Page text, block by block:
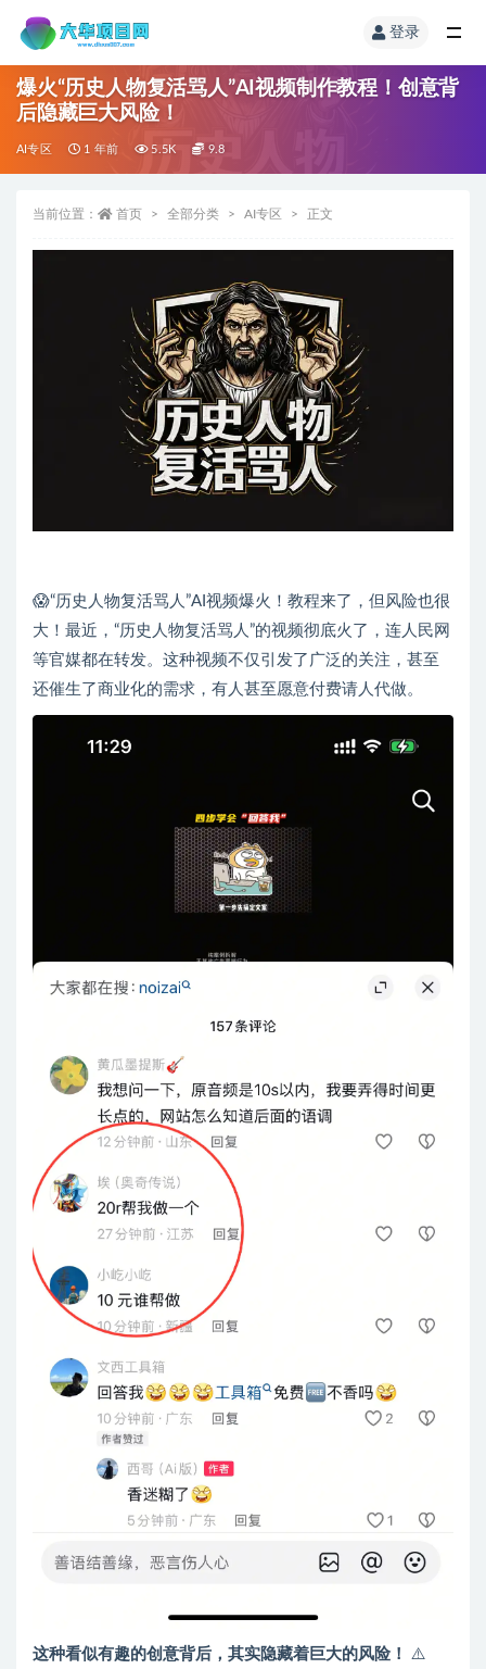
登录
爆火“历史人物复活骂人”AI视频制作教程！创意背
后隐藏巨大风险！
AI专区 1 年前 5.5K 9.8
当前位置： 首页 全部分类 AI专区 正文
😱“历史人物复活骂人”AI视频爆火！教程来了，但风险也很
大！最近，“历史人物复活骂人”的视频彻底火了，连人民网
等官媒都在转发。这种视频不仅引发了广泛的关注，甚至
还催生了商业化的需求，有人甚至愿意付费请人代做。
这种看似有趣的创意背后，其实隐藏着巨大的风险！ ⚠️